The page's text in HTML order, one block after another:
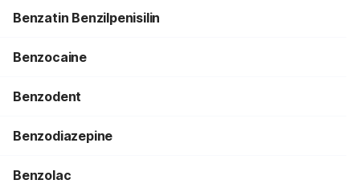
Benzatin Benzilpenisilin
Benzocaine
Benzodent
Benzodiazepine
Benzolac